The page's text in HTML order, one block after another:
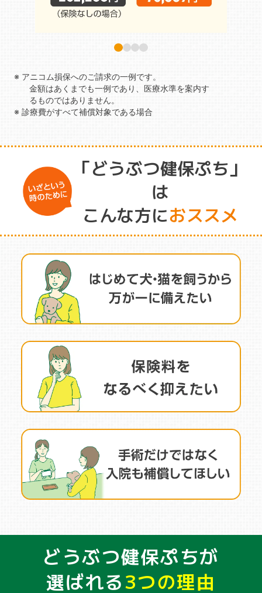
※ アニコム損保へのご請求の一例です。
金額はあくまでも一例であり、医療水準を案内す
るものではありません。
※ 診療費がすべて補償対象である場合
「どうぶつ健保ぷち」
は
こんな方におススメ
どうぶつ健保ぷちが
選ばれる3つの理由